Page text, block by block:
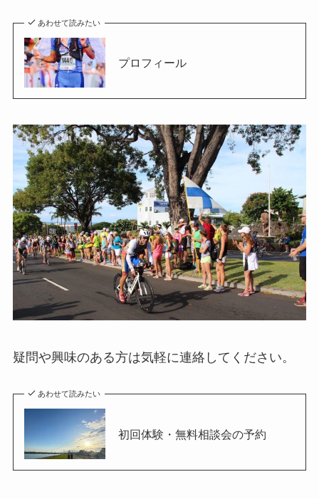
あわせて読みたい
プロフィール
疑問や興味のある方は気軽に連絡してください。
あわせて読みたい
初回体験・無料相談会の予約